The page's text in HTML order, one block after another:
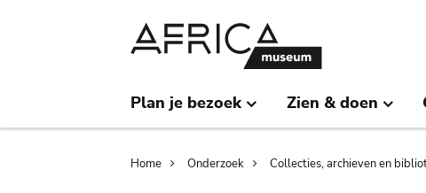
Plan je bezoek Zien & doen
Breadcrumb
Home Onderzoek Collecties, archieven en